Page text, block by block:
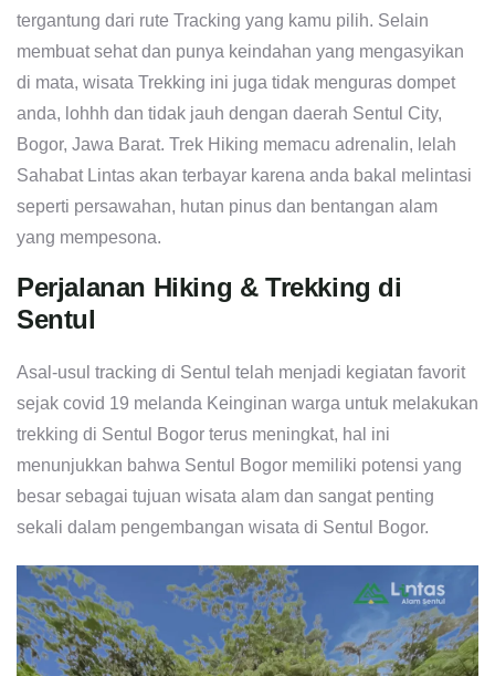
tergantung dari rute Tracking yang kamu pilih. Selain
membuat sehat dan punya keindahan yang mengasyikan
di mata, wisata Trekking ini juga tidak menguras dompet
anda, lohhh dan tidak jauh dengan daerah Sentul City,
Bogor, Jawa Barat. Trek Hiking memacu adrenalin, lelah
Sahabat Lintas akan terbayar karena anda bakal melintasi
seperti persawahan, hutan pinus dan bentangan alam
yang mempesona.
Perjalanan Hiking & Trekking di
Sentul
Asal-usul tracking di Sentul telah menjadi kegiatan favorit
sejak covid 19 melanda Keinginan warga untuk melakukan
trekking di Sentul Bogor terus meningkat, hal ini
menunjukkan bahwa Sentul Bogor memiliki potensi yang
besar sebagai tujuan wisata alam dan sangat penting
sekali dalam pengembangan wisata di Sentul Bogor.